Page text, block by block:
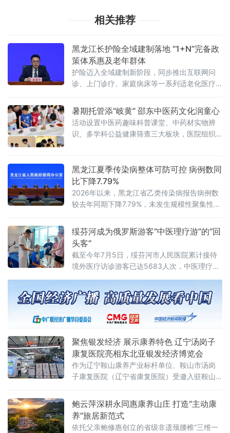
相关推荐
黑龙江长护险全域建制落地 “1+N”完备政
策体系惠及老年群体
护险迈入全域建制新阶段，同步推出互联网问
诊、上门诊疗、家庭病床等一系列适老化医疗
题。长期护理保险被誉为社保“第六险”，是应对
人口老龄化的关
暑期托管添“岐黄” 邵东中医药文化润童心
活动设置中医药趣味科普课堂、中药材实物辨
识、多学科公益健康筛查三大板块，医院组织
系统化健康服务。科普课堂上，中医药研究生
讲师
黑龙江夏季传染病整体可防可控 病例数同
比下降7.79%
2026年以来，黑龙江省乙类传染病报告病例数
较去年同期下降7.79%，未发生规模性聚集性疫
夏季传染病总体发病水平较低，整体可防可
控。黑龙江省疾病预防控制局副局长张冰欣在
会上介绍，夏季肠道传染病发病风险较高，诺
如病毒、细菌性感染
绥芬河成为俄罗斯游客“中医理疗游”的“回
头客”
截至今年7月5日，绥芬河市人民医院累计接待
境外医疗访诊游客已达5683人次，中医理疗已
聚焦银发经济 展示康养特色 辽宁汤岗子
康复医院亮相东北亚银发经济博览会
作为辽宁鞍山康养产业标杆单位、鞍山市汤岗
子康复医院（辽宁省康复医院）受邀入驻鞍山
面向海内外客商与中老年群众普及老年康养知
识、传播科学健康理念，全方位展示鞍山特色
温泉+康复、医养结合产业优
鲍云萍深耕永同惠康养山庄 打造“主动康
养”旅居新范式
依托父亲鲍修惠创立的省级非遗颈腰椎“三维一